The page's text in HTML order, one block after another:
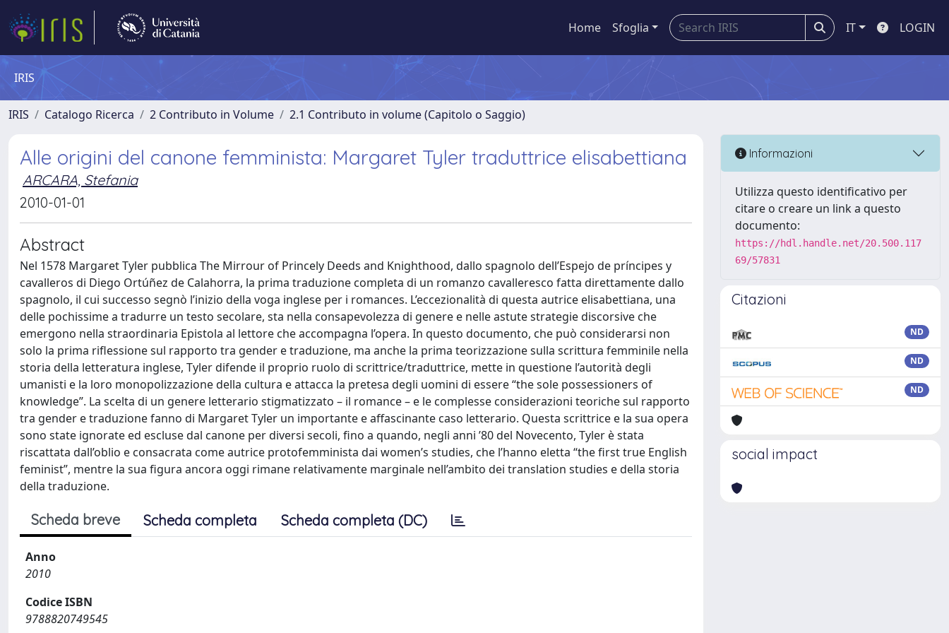
Home Sfoglia IT LOGIN
IRIS
IRIS Catalogo Ricerca 2 Contributo in Volume 2.1 Contributo in volume (Capitolo o Saggio)
Alle origini del canone femminista: Margaret Tyler traduttrice elisabettiana
ARCARA, Stefania
2010-01-01
Abstract
Nel 1578 Margaret Tyler pubblica The Mirrour of Princely Deeds and Knighthood, dallo spagnolo dell’Espejo de príncipes y
cavalleros di Diego Ortúñez de Calahorra, la prima traduzione completa di un romanzo cavalleresco fatta direttamente dallo
spagnolo, il cui successo segnò l’inizio della voga inglese per i romances. L’eccezionalità di questa autrice elisabettiana, una
delle pochissime a tradurre un testo secolare, sta nella consapevolezza di genere e nelle astute strategie discorsive che
emergono nella straordinaria Epistola al lettore che accompagna l’opera. In questo documento, che può considerarsi non
solo la prima riflessione sul rapporto tra gender e traduzione, ma anche la prima teorizzazione sulla scrittura femminile nella
storia della letteratura inglese, Tyler difende il proprio ruolo di scrittrice/traduttrice, mette in questione l’autorità degli
umanisti e la loro monopolizzazione della cultura e attacca la pretesa degli uomini di essere “the sole possessioners of
knowledge”. La scelta di un genere letterario stigmatizzato – il romance – e le complesse considerazioni teoriche sul rapporto
tra gender e traduzione fanno di Margaret Tyler un importante e affascinante caso letterario. Questa scrittrice e la sua opera
sono state ignorate ed escluse dal canone per diversi secoli, fino a quando, negli anni ’80 del Novecento, Tyler è stata
riscattata dall’oblio e consacrata come autrice protofemminista dai women’s studies, che l’hanno eletta “the first true English
feminist”, mentre la sua figura ancora oggi rimane relativamente marginale nell’ambito dei translation studies e della storia
della traduzione.
Scheda breve Scheda completa Scheda completa (DC)
Anno
2010
Codice ISBN
9788820749545
Informazioni
Utilizza questo identificativo per
citare o creare un link a questo
documento:
https://hdl.handle.net/20.500.117
69/57831
Citazioni
ND
ND
ND
social impact